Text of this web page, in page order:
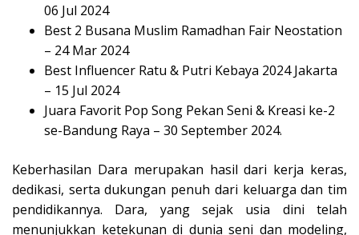
06 Jul 2024
Best 2 Busana Muslim Ramadhan Fair Neostation
– 24 Mar 2024
Best Influencer Ratu & Putri Kebaya 2024 Jakarta
– 15 Jul 2024
Juara Favorit Pop Song Pekan Seni & Kreasi ke-2
se-Bandung Raya – 30 September 2024.
Keberhasilan Dara merupakan hasil dari kerja keras,
dedikasi, serta dukungan penuh dari keluarga dan tim
pendidikannya. Dara, yang sejak usia dini telah
menunjukkan ketekunan di dunia seni dan modeling,